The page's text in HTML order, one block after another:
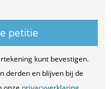
kunt bevestigen.
derden en blijven bij de